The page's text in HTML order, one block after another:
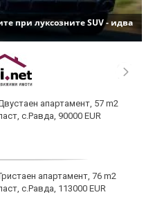
при луксозните SUV - идва
апартамент, 57 m2
с.Равда, 90000 EUR
апартамент, 76 m2
с.Равда, 113000 EUR